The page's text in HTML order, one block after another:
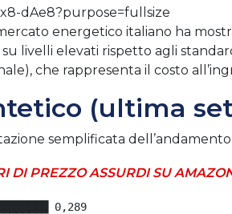
energetico italiano ha
livelli elevati rispetto agli
che rappresenta il costo
(ultima
semplificata
DI PREZZO ASSURDI SU
0,289